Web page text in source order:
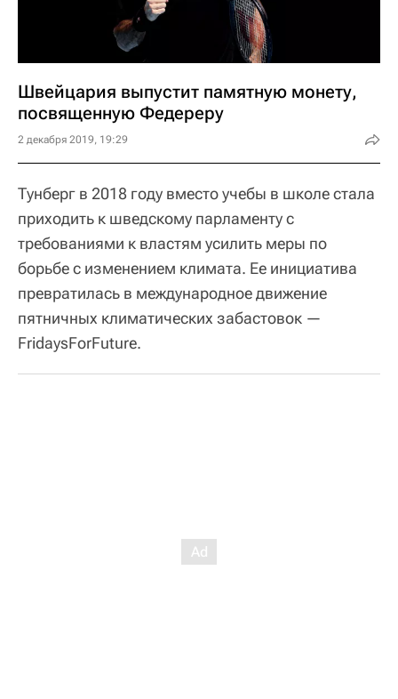
Швейцария выпустит памятную монету,
посвященную Федереру
2 декабря 2019, 19:29
Тунберг в 2018 году вместо учебы в школе стала
приходить к шведскому парламенту с
требованиями к властям усилить меры по
борьбе с изменением климата. Ее инициатива
превратилась в международное движение
пятничных климатических забастовок —
FridaysForFuture.